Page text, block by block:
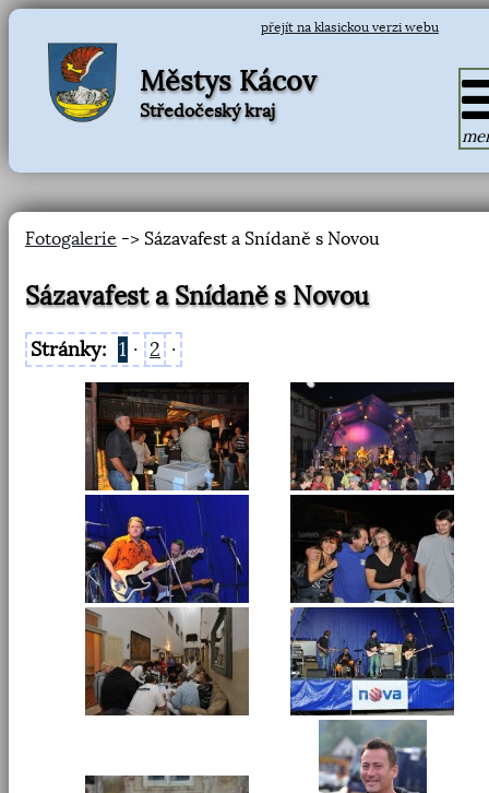
přejít na klasickou verzi webu
Městys Kácov
Středočeský kraj
Fotogalerie -> Sázavafest a Snídaně s Novou
Sázavafest a Snídaně s Novou
Stránky: 1 · 2 ·